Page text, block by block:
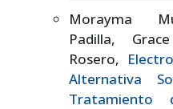
Morayma
Padilla,
Rosero,
Alternativa
Tratamiento